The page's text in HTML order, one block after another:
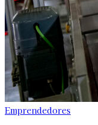
Emprendedores